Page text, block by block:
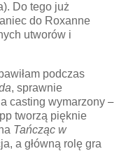
Do tego już
do Roxanne
utworów i
podczas
, sprawnie
casting wymarzony –
tworzą pięknie
Tańcząc w
a główną rolę gra